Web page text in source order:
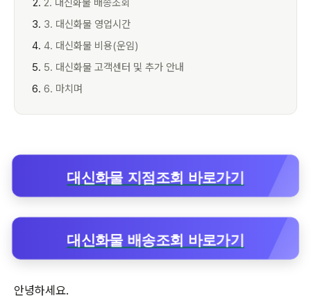
2. 대신화물 배송조회
3. 대신화물 영업시간
4. 대신화물 비용(운임)
5. 대신화물 고객센터 및 추가 안내
6. 마치며
대신화물 지점조회 바로가기
대신화물 배송조회 바로가기
안녕하세요.